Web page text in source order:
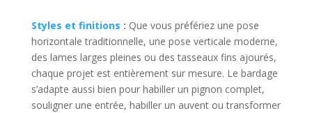
Styles et finitions : Que vous préfériez une pose
horizontale traditionnelle, une pose verticale moderne,
des lames larges pleines ou des tasseaux fins ajourés,
chaque projet est entièrement sur mesure. Le bardage
s’adapte aussi bien pour habiller un pignon complet,
souligner une entrée, habiller un auvent ou transformer